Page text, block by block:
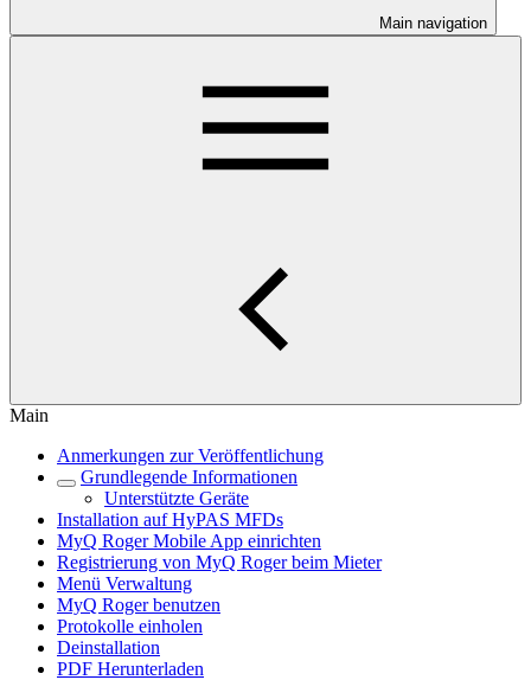
Main navigation
Main
Anmerkungen zur Veröffentlichung
Grundlegende Informationen
Unterstützte Geräte
Installation auf HyPAS MFDs
MyQ Roger Mobile App einrichten
Registrierung von MyQ Roger beim Mieter
Menü Verwaltung
MyQ Roger benutzen
Protokolle einholen
Deinstallation
PDF Herunterladen